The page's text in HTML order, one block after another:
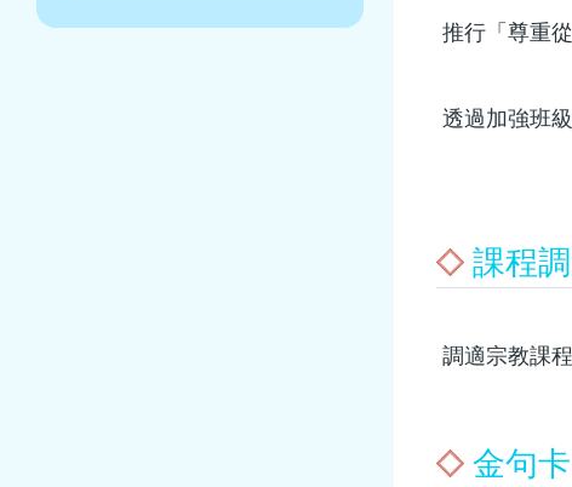
推行「尊重
透過加強班
課程
調適宗教課
金句卡